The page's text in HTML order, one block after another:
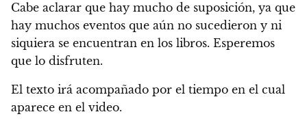
Cabe aclarar que hay mucho de suposición, ya que
hay muchos eventos que aún no sucedieron y ni
siquiera se encuentran en los libros. Esperemos
que lo disfruten.
El texto irá acompañado por el tiempo en el cual
aparece en el video.